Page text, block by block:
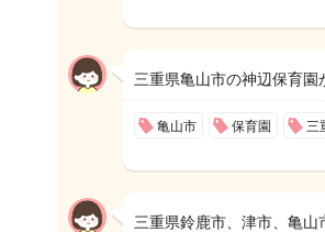
三重県亀山市の神辺保育園
亀山市 保育園 三
三重県鈴鹿市、津市、亀